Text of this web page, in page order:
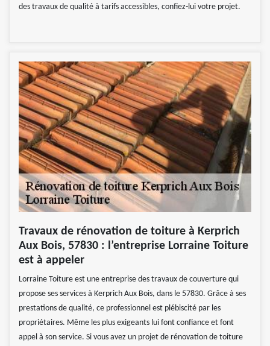
des travaux de qualité à tarifs accessibles, confiez-lui votre projet.
Travaux de rénovation de toiture à Kerprich
Aux Bois, 57830 : l’entreprise Lorraine Toiture
est à appeler
Lorraine Toiture est une entreprise des travaux de couverture qui
propose ses services à Kerprich Aux Bois, dans le 57830. Grâce à ses
prestations de qualité, ce professionnel est plébiscité par les
propriétaires. Même les plus exigeants lui font confiance et font
appel à son service. Si vous avez un projet de rénovation de toiture